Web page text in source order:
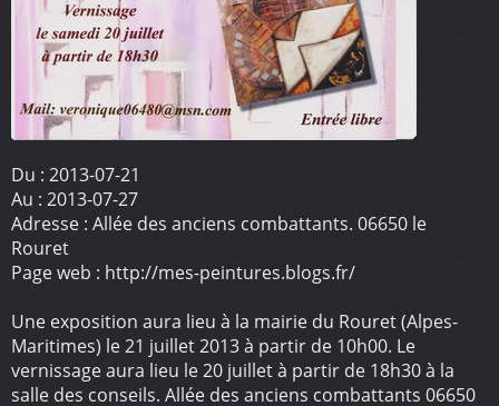
Du : 2013-07-21
Au : 2013-07-27
Adresse : Allée des anciens combattants. 06650 le
Rouret
Page web : http://mes-peintures.blogs.fr/
Une exposition aura lieu à la mairie du Rouret (Alpes-
Maritimes) le 21 juillet 2013 à partir de 10h00. Le
vernissage aura lieu le 20 juillet à partir de 18h30 à la
salle des conseils. Allée des anciens combattants 06650